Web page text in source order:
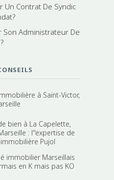
Un Contrat De Syndic
Son Administrateur De
à Saint-Victor,
bien à La Capelette,
: l''expertise de
Pujol
immobilier Marseillais
en K mais pas KO